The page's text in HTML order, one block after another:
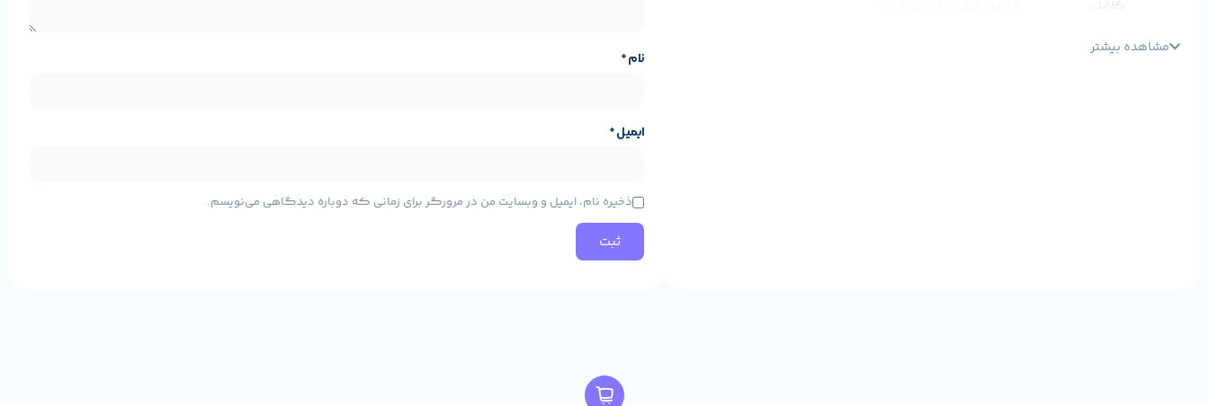
گارانتی
مشاهده بیشتر
نام*
ایمیل*
ذخیره نام، ایمیل و وبسایت من در مرورگر برای زمانی که دوباره دیدگاهی می‌نویسم.